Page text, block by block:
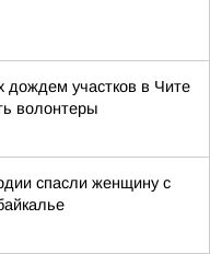
дождем участков в Чите
волонтеры
спасли женщину с